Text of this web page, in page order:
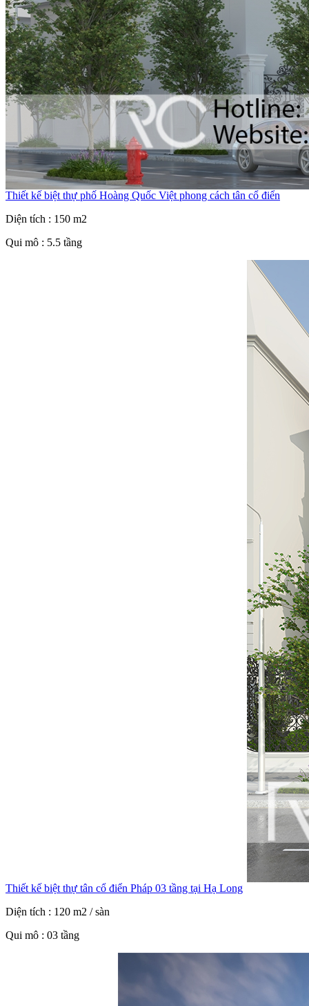
Thiết kế biệt thự phố Hoàng Quốc Việt phong cách tân cổ điển
Diện tích : 150 m2
Qui mô : 5.5 tầng
Thiết kế biệt thự tân cổ điển Pháp 03 tầng tại Hạ Long
Diện tích : 120 m2 / sàn
Qui mô : 03 tầng